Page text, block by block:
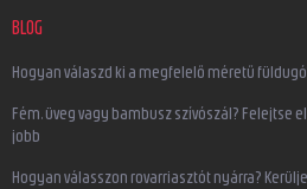
BLOG
Hogyan válaszd ki a megfelelő méretű
Fém, üveg vagy bambusz szívószál? Felejtse
jobb
Hogyan válasszon rovarriasztót nyárra?